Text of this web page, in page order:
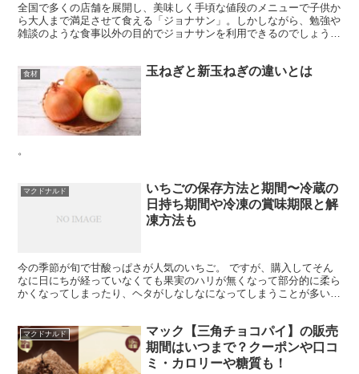
全国で多くの店舗を展開し、美味しく手頃な値段のメニューで子供か
ら大人まで満足させて食える「ジョナサン」。しかしながら、勉強や
雑談のような食事以外の目的でジョナサンを利用できるのでしょう
食材 玉ねぎと新玉ねぎの違いとは
。
マクドナルド
いちごの保存方法と期間〜冷蔵の
日持ち期間や冷凍の賞味期限と解
凍方法も
今の季節が旬で甘酸っぱさが人気のいちご。 ですが、購入してそん
なに日にちが経っていなくても果実のハリが無くなって部分的に柔ら
かくなってしまったり、ヘタがしなしなになってしまうことが多いで
マクドナルド
マック【三角チョコパイ】の販売
期間はいつまで？クーポンや口コ
ミ・カロリーや糖質も！